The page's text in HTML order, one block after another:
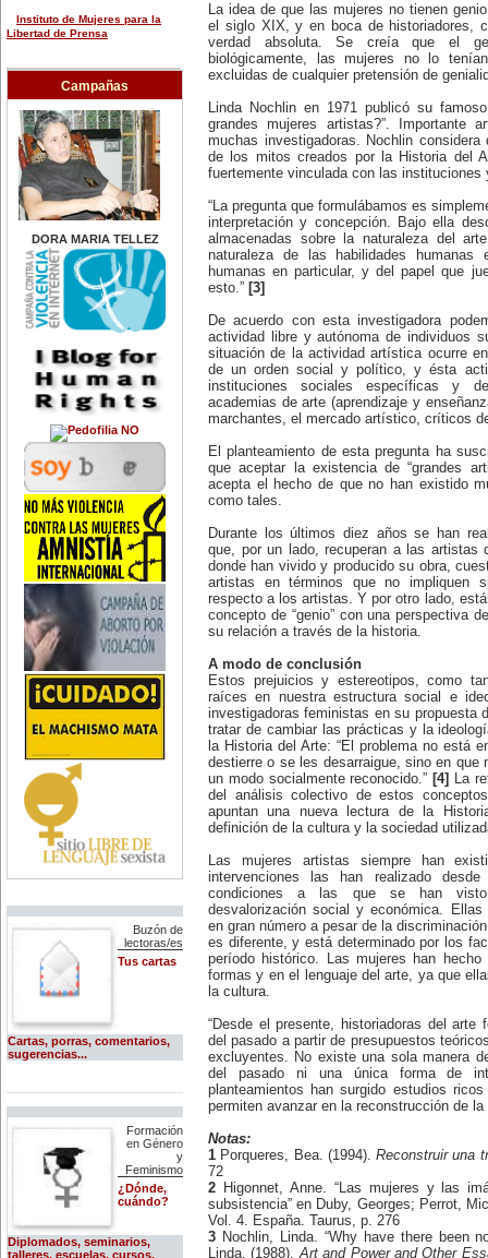
del país.
30 de marzo:
-En 2003 Doce calles de un sector
urbano de Santo Domingo son
bautizadas con los nombres de 12
mujeres que tuvieron una
actuación en el campo de la
enseñanza, las letras, artes y en
la causa de los derechos de las
mujeres.
31 de marzo:
Día Mundial del Agua.
4 de febrero:
-Se suicida Violeta Parra (1917-
1967), cantautora, recopiladora
del folklore y artista plástica
chilena, y una de las figuras más
relevantes de la cultura
latinoamericana. Autora de un
destaca 'Gracias a la Vida'.
-Día Mundial contra el Cáncer.
5 de febrero:
Día de la Promulgación de la
Constitución Mexicana.
6 de febrero:
Día contra la Mutilación Genital
Femenina (Ablación).
7 de febrero:
La inglesa Ellen McArthur da la
vuelta al mundo en velero en 72
días, 14 horas, rompiendo récord
mundial (2005).
10 de febrero:
A la edad de 30 años se suicida la
poeta y novelista estadounidense
Silvia Plath (1932-1963), una de
las figuras más relevantes del
panorama literario de Estados
Unidos. La esclavitud de la
condición femenina y la pasión de
la inspiración poética, fueron
temas recurrentes en su escritura.
11 de febrero:
Antonieta Rivas Mercado (1900-
1931), escritora y destacada
promotora cultural mexicana, pone
fin a su vida. Su nombre está
ligado a una época de
efervescencia política y cultural.
-Día Internacional del Enfermo y la
Enferma.
12 de febrero:
Nace Lou Andreas-Salomé (1861-
1937), filósofa alemana, discípula
de Freud y amiga de Nietzsche.
Interesada por la historia de las
religiones y del arte, la filosofía y
Psicoanalítica de Viena. Su
relación con Nietzsche duró cerca
de 43 años y fue básicamente
platónica. Tuvo una relación
pasional con el poeta Rainer
María Rilke.
Nace, en Nueva York, Susan
Sontag (1933), una de las figuras
intelectuales de mayor peso de
el ensayo y la crítica de arte y
cine. Es conocida por su activa
en una mordaz opositora del
gobierno de Bush.
21 de febrero:
A los 54 años muere la escritora
inglesa Mary Shelley (1797-1851),
autora de 'Frankenstein' o el
novela clásica del género gótico.
También escribió la novela
Instituto de Mujeres para la
Libertad de Prensa
Comunicación
Federaciones y organizaciones de
prensa en general:
Agencia de Noticias de México
(Notimex)
Agencia Latinoamericana de
Información (Alai)
Federación Internacional de
Periodistas (IFJ)
Fundación Nuevo Periodismo
Iberoamericano (FNPI)
Red de Periodistas
Noticias Inter Press Service
Diarios del mundo:
Clarín (Argentina)
Corriere della Sera (Italia)
Chasqui. Revista
Latinoamericana de
Comunicación
Editor and Publisher
El País (España)
El Universal (México)
Excélsior (México)
Intercambio Internacional por
la Libertad de Expresión (IFEX)
La Jornada (México)
Le Monde (Francia)
O Globo (Brasil)
Periodismo.com (España)
The Guardian (Gran Bretaña)
The New York Times
Revistas de comunicación y
periodismo:
Proceso (México)
México)
Revista Mexicana de
Campañas
DORA MARIA TELLEZ
Buzón de
lectoras/es
Tus cartas
Cartas, porras, comentarios,
sugerencias...
Formación
en Género
y
Feminismo
¿Dónde,
cuándo?
Diplomados, seminarios,
talleres, escuelas, cursos,
La idea de que las mujeres no tienen
el siglo XIX, y en boca de historiadores,
verdad absoluta. Se creía que el
biológicamente, las mujeres no lo
excluidas de cualquier pretensión de
Linda Nochlin en 1971 publicó su
grandes mujeres artistas?”. Importante
muchas investigadoras. Nochlin considera
de los mitos creados por la Historia del
fuertemente vinculada con las instituciones
“La pregunta que formulábamos es
interpretación y concepción. Bajo ella
almacenadas sobre la naturaleza del
naturaleza de las habilidades
humanas en particular, y del papel que
esto.” [3]
De acuerdo con esta investigadora
actividad libre y autónoma de individuos
situación de la actividad artística ocurre
de un orden social y político, y ésta
instituciones sociales específicas y
academias de arte (aprendizaje y
marchantes, el mercado artístico, críticos
El planteamiento de esta pregunta ha
que aceptar la existencia de “grandes
acepta el hecho de que no han existido
como tales.
Durante los últimos diez años se han
que, por un lado, recuperan a las artistas
donde han vivido y producido su obra,
artistas en términos que no impliquen
respecto a los artistas. Y por otro lado,
concepto de “genio” con una perspectiva
su relación a través de la historia.
A modo de conclusión
Estos prejuicios y estereotipos, como
raíces en nuestra estructura social e
investigadoras feministas en su propuesta
tratar de cambiar las prácticas y la
la Historia del Arte: “El problema no está
destierre o se les desarraigue, sino en que
un modo socialmente reconocido.” [4]
La
del análisis colectivo de estos
apuntan una nueva lectura de la
definición de la cultura y la sociedad
Las mujeres artistas siempre han
intervenciones las han realizado
condiciones a las que se han
desvalorización social y económica.
en gran número a pesar de la
es diferente, y está determinado por los
período histórico. Las mujeres han
formas y en el lenguaje del arte, ya que
la cultura.
“Desde el presente, historiadoras del
del pasado a partir de presupuestos
excluyentes. No existe una sola manera
del pasado ni una única forma de
planteamientos han surgido estudios
permiten avanzar en la reconstrucción de
Notas:
1 Porqueres, Bea. (1994).Reconstruir una
72
2 Higonnet, Anne. “Las mujeres y las
subsistencia” en Duby, Georges; Perrot,
Vol. 4. España. Taurus, p. 276
3 Nochlin, Linda. “Why have there been
Linda. (1988). Art and Power and Other